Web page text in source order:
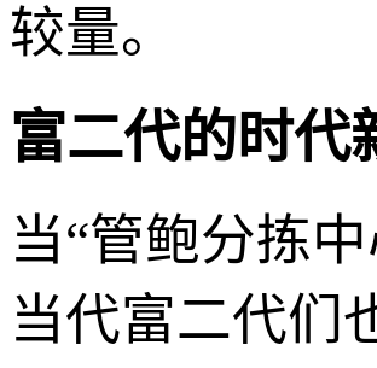
较量。
富二代的时代
当“管鲍分拣
当代富二代们